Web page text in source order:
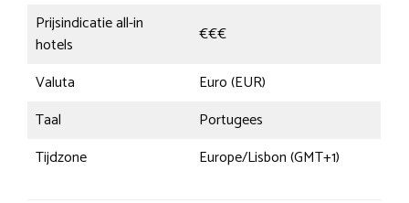
Prijsindicatie all-in
hotels
€€€
Valuta
Euro (EUR)
Taal
Portugees
Tijdzone
Europe/Lisbon (GMT+1)